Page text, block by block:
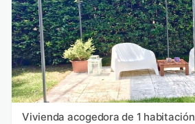
Vivienda acogedora de 1 habitación